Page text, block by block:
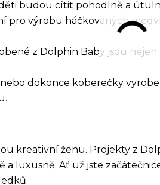
budou cítit pohodlně a
pro výrobu háčkovaných
z Dolphin Baby jsou nejen
dokonce koberečky
kreativní ženu. Projekty z
luxusně. Ať už jste